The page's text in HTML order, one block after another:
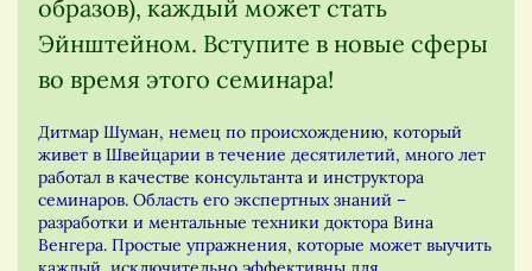
образов), каждый может стать
Эйнштейном. Вступите в новые сферы
во время этого семинара!
Дитмар Шуман, немец по происхождению, который
живет в Швейцарии в течение десятилетий, много лет
работал в качестве консультанта и инструктора
семинаров. Область его экспертных знаний –
разработки и ментальные техники доктора Вина
Венгера. Простые упражнения, которые может выучить